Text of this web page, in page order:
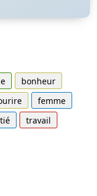
bonheur
femme
travail